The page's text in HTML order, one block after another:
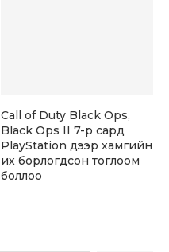
Call of Duty Black Ops,
Black Ops II 7-р сард
PlayStation дээр хамгийн
их борлогдсон тоглоом
боллоо